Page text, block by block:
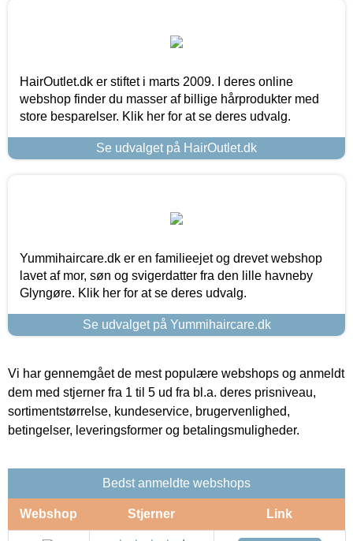
HairOutlet.dk er stiftet i marts 2009. I deres online
webshop finder du masser af billige hårprodukter med
store besparelser. Klik her for at se deres udvalg.
Se udvalget på HairOutlet.dk
Yummihaircare.dk er en familieejet og drevet webshop
lavet af mor, søn og svigerdatter fra den lille havneby
Glyngøre. Klik her for at se deres udvalg.
Se udvalget på Yummihaircare.dk
Vi har gennemgået de mest populære webshops og anmeldt
dem med stjerner fra 1 til 5 ud fra bl.a. deres prisniveau,
sortimentstørrelse, kundeservice, brugervenlighed,
betingelser, leveringsformer og betalingsmuligheder.
Bedst anmeldte webshops
Webshop Stjerner Link